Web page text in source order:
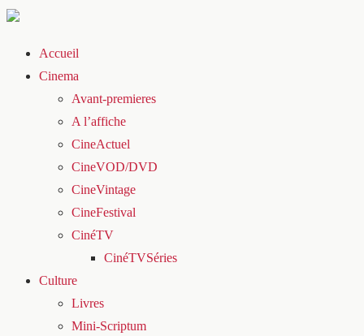
Accueil
Cinema
Avant-premieres
A l’affiche
CineActuel
CineVOD/DVD
CineVintage
CineFestival
CinéTV
CinéTVSéries
Culture
Livres
Mini-Scriptum